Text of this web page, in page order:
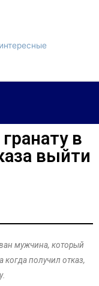
в
выйти
мужчина, который
когда получил отказ,